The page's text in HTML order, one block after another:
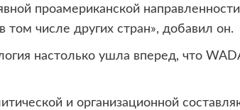
проамериканской
числе других стран», добавил он.
настолько ушла вперед, что
и организационной